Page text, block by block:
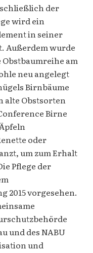
der
wird ein
in seiner
Außerdem wurde
am
neu angelegt
Birnbäume
alte Obstsorten
Birne
oder
um zum Erhalt
Pflege der
2015 vorgesehen.
und des NABU
und